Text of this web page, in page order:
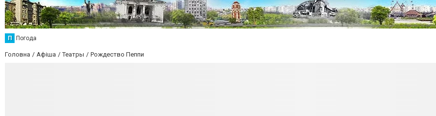
П Погода
Головна Афіша Театры Рождество Пеппи